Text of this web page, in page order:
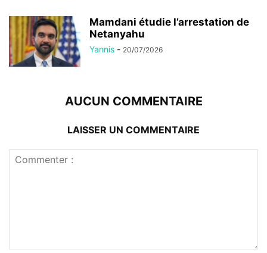
Mamdani étudie l’arrestation de
Netanyahu
Yannis - 20/07/2026
AUCUN COMMENTAIRE
LAISSER UN COMMENTAIRE